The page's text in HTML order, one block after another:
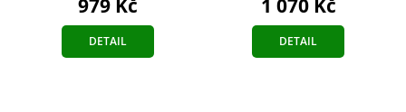
DETAIL DETAIL